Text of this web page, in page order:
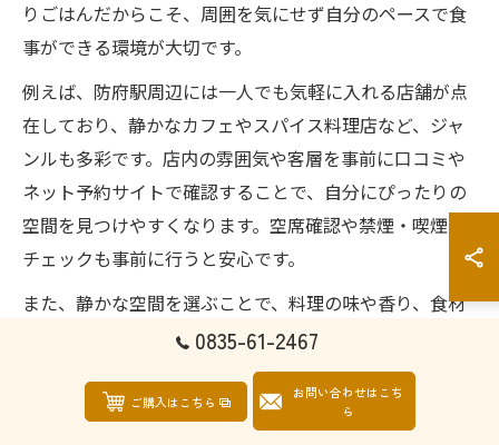
りごはんだからこそ、周囲を気にせず自分のペースで食
事ができる環境が大切です。
例えば、防府駅周辺には一人でも気軽に入れる店舗が点
在しており、静かなカフェやスパイス料理店など、ジャ
ンルも多彩です。店内の雰囲気や客層を事前に口コミや
ネット予約サイトで確認することで、自分にぴったりの
空間を見つけやすくなります。空席確認や禁煙・喫煙の
チェックも事前に行うと安心です。
また、静かな空間を選ぶことで、料理の味や香り、食材
の新鮮さをじっくり堪能できます。一人ごはんディナー
の極意は、五感を研ぎ澄ませてその場その時だけの贅沢
な夜を味わうことにあります。
0835-61-2467
ご購入はこちら
お問い合わせはこち
ら